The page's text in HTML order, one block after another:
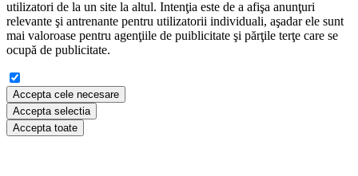
utilizatori de la un site la altul. Intenţia este de a afişa anunţuri
relevante şi antrenante pentru utilizatorii individuali, aşadar ele sunt
mai valoroase pentru agenţiile de puiblicitate şi părţile terţe care se
ocupă de publicitate.
Accepta cele necesare
Accepta selectia
Accepta toate